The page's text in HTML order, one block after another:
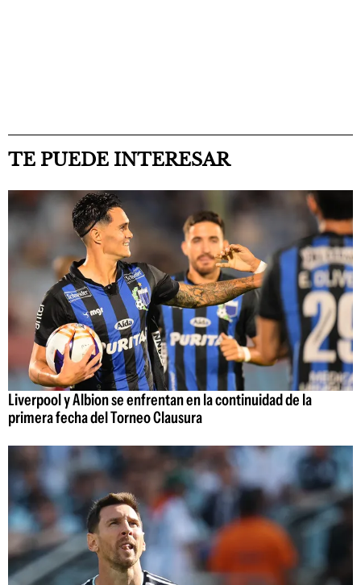
TE PUEDE INTERESAR
Liverpool y Albion se enfrentan en la continuidad de la
primera fecha del Torneo Clausura